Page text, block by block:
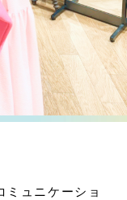
ミュニケーショ